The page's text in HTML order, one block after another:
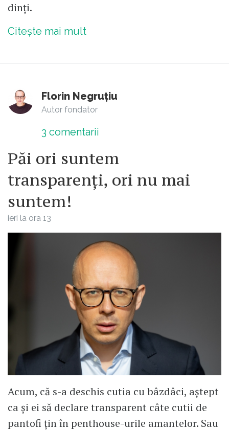
dinți.
Citește mai mult
Florin Negruțiu
Autor fondator
3 comentarii
Păi ori suntem
transparenți, ori nu mai
suntem!
ieri la ora 13
Acum, că s-a deschis cutia cu bâzdâci, aștept
ca și ei să declare transparent câte cutii de
pantofi țin în penthouse-urile amantelor. Sau